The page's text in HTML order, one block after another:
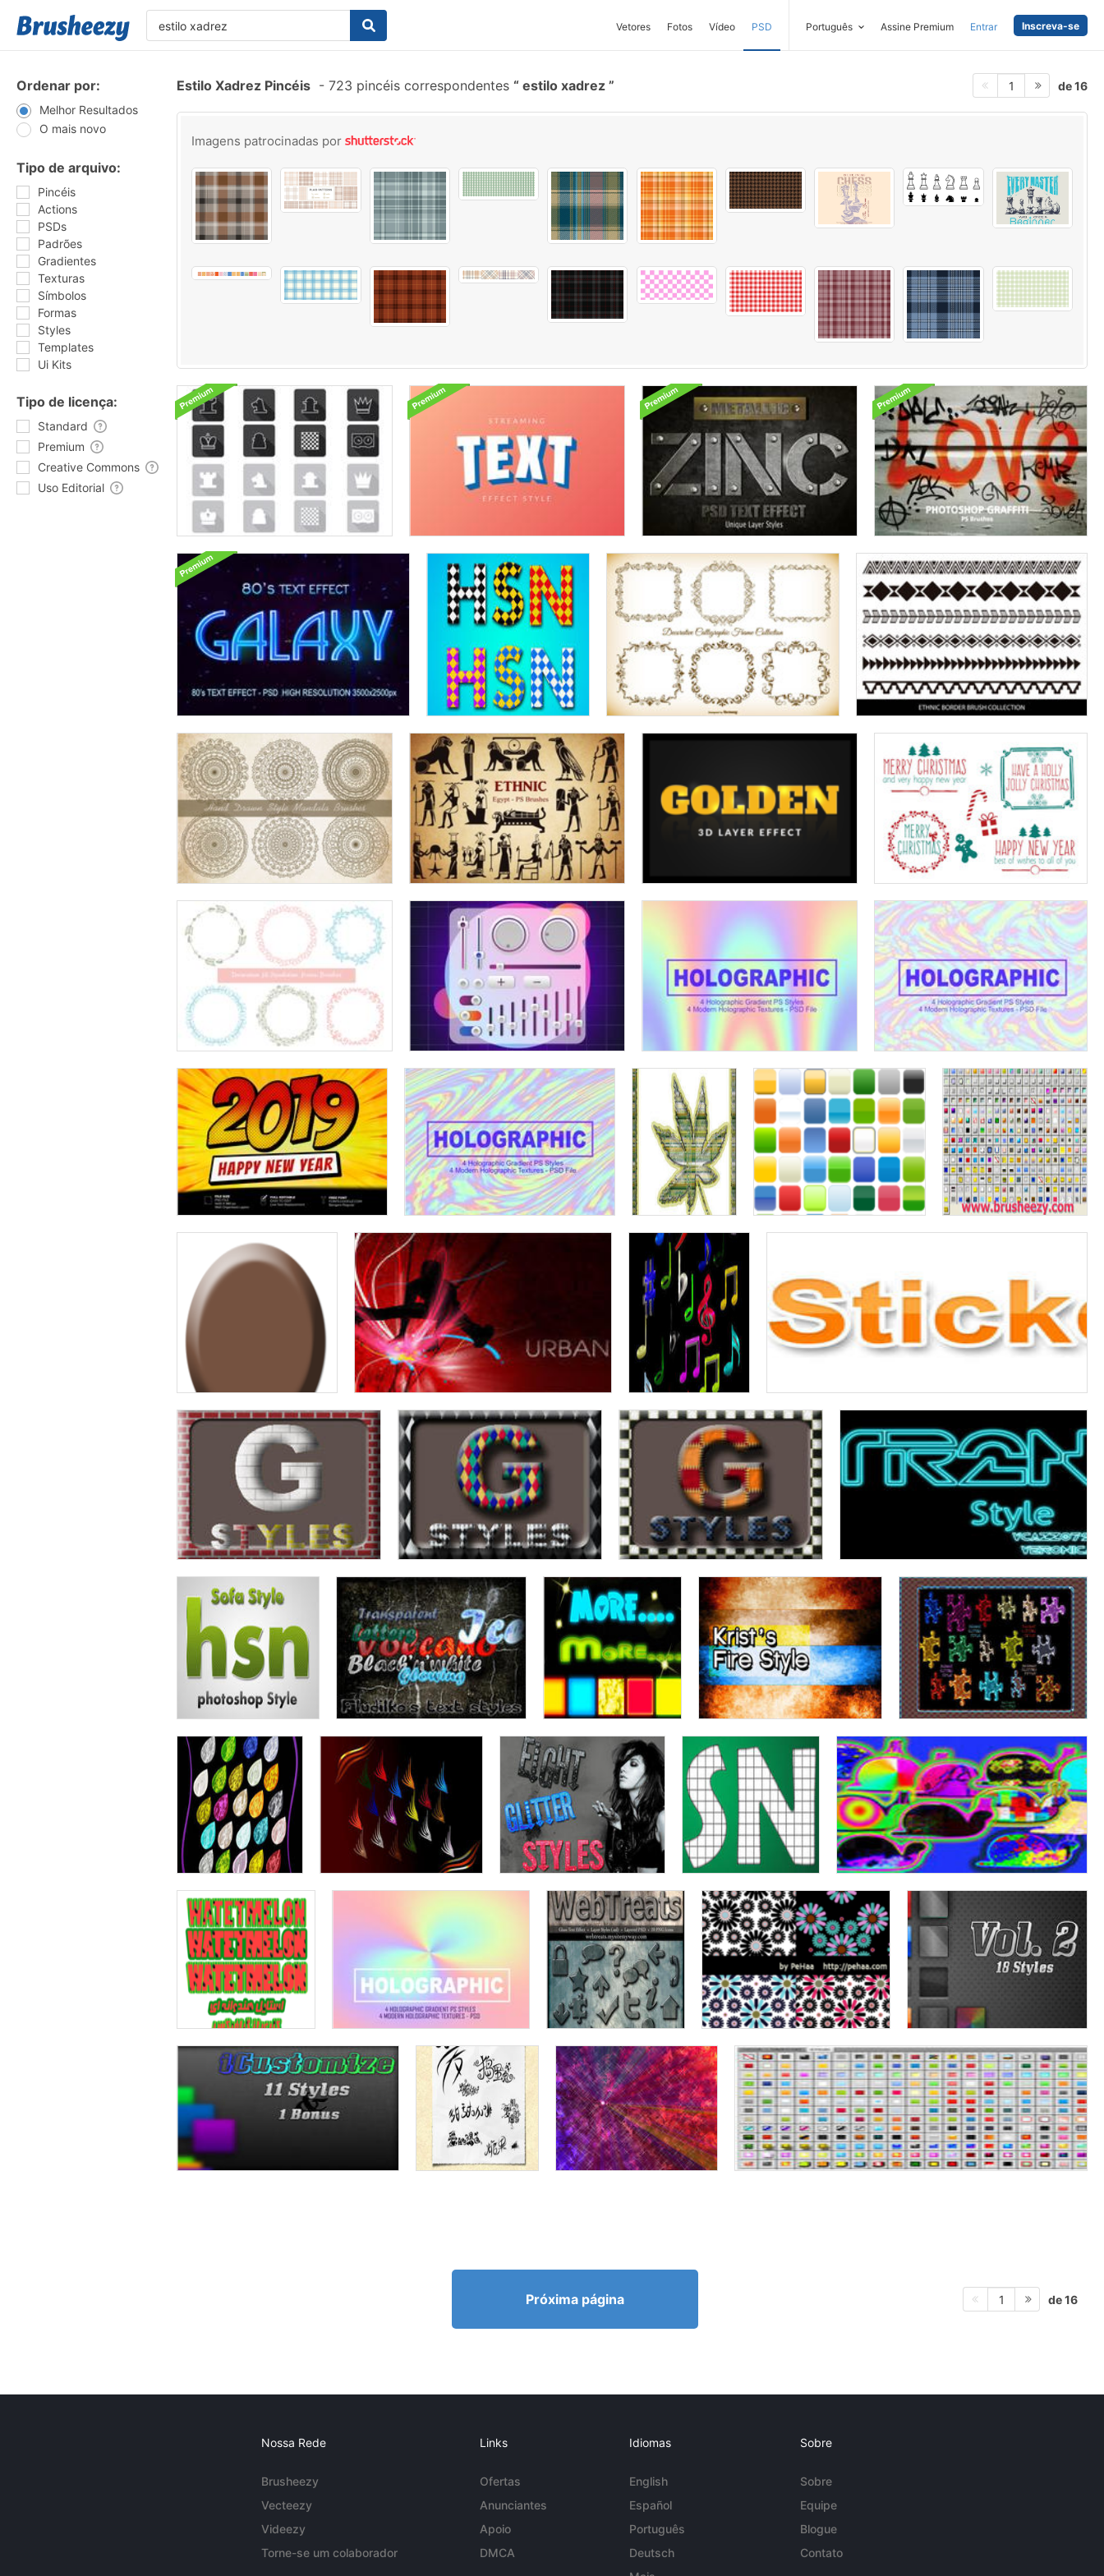
Vetores Fotos Vídeo PSD Português Assine Premium Entrar Inscreva-se
Ordenar por:
Melhor Resultados
O mais novo
Tipo de arquivo:
Pincéis
Actions
PSDs
Padrões
Gradientes
Texturas
Símbolos
Formas
Styles
Templates
Ui Kits
Tipo de licença:
Standard
Premium
Creative Commons
Uso Editorial
Estilo Xadrez Pincéis - 723 pincéis correspondentes estilo xadrez 1 de 16
Imagens patrocinadas por
Próxima página 1 de 16
Nossa Rede
Brusheezy
Vecteezy
Videezy
Torne-se um colaborador
Links
Ofertas
Anunciantes
Apoio
DMCA
Idiomas
English
Español
Português
Deutsch
Sobre
Sobre
Equipe
Blogue
Contato